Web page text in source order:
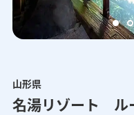
客室（イメージ）
イメージ）
山形県
名湯リゾート ル